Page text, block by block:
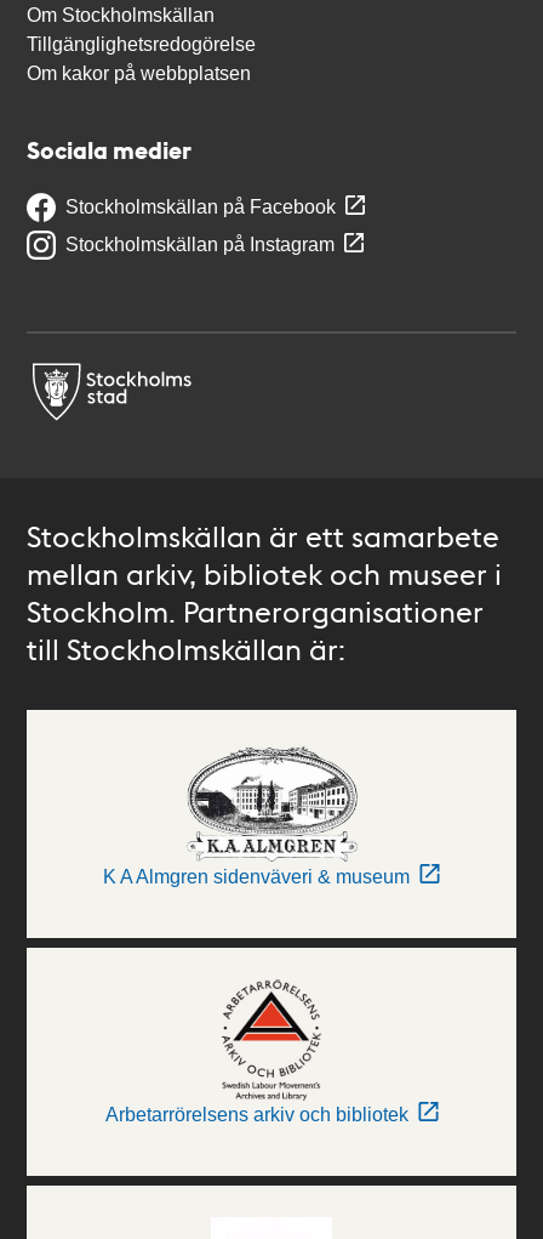
Om Stockholmskällan
Tillgänglighetsredogörelse
Om kakor på webbplatsen
Sociala medier
Stockholmskällan på Facebook
Stockholmskällan på Instagram
Stockholmskällan är ett samarbete
mellan arkiv, bibliotek och museer i
Stockholm. Partnerorganisationer
till Stockholmskällan är:
K A Almgren sidenväveri & museum
Arbetarrörelsens arkiv och bibliotek